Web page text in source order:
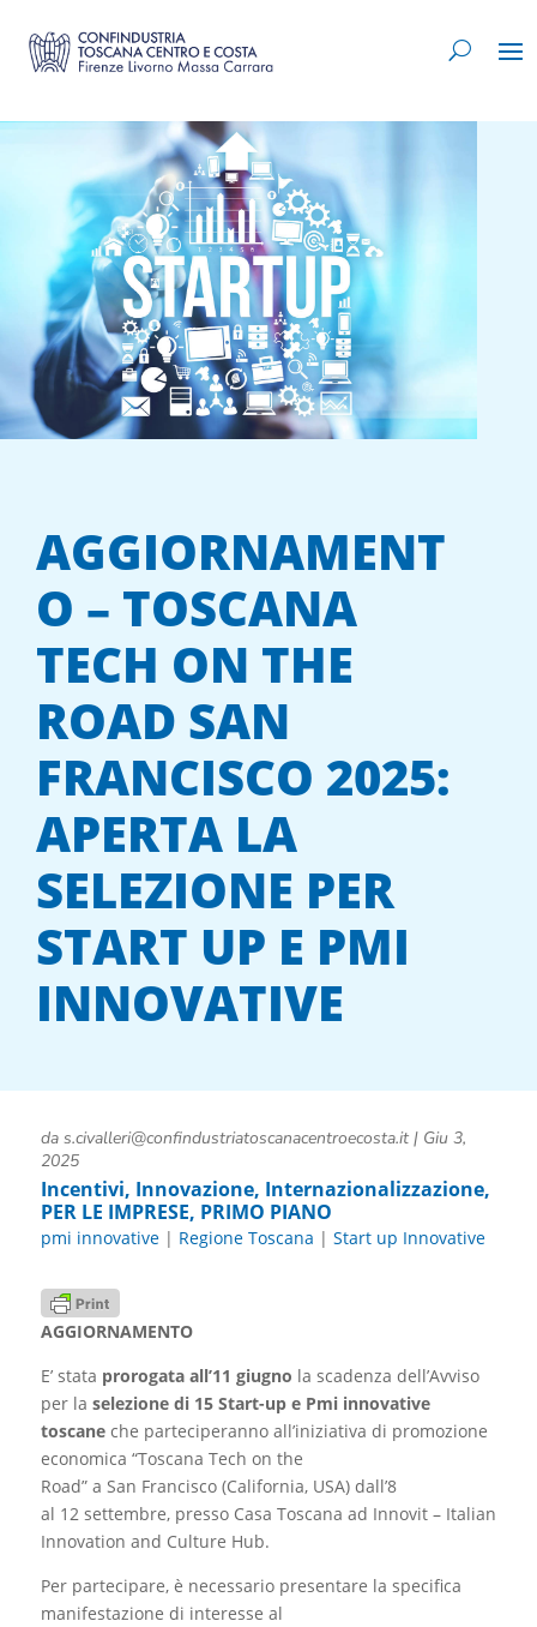
AGGIORNAMENT
O – TOSCANA
TECH ON THE
ROAD SAN
FRANCISCO 2025:
APERTA LA
SELEZIONE PER
START UP E PMI
INNOVATIVE
da s.civalleri@confindustriatoscanacentroecosta.it| Giu 3,
2025
Incentivi, Innovazione, Internazionalizzazione,
PER LE IMPRESE, PRIMO PIANO
pmi innovative| Regione Toscana | Start up Innovative
AGGIORNAMENTO
E’ stata prorogata all’11 giugno la scadenza dell’Avviso
per la selezione di 15 Start-up e Pmi innovative
toscaneche parteciperanno all’iniziativa di promozione
economica “Toscana Tech on the
Road” a San Francisco (California, USA) dall’8
al 12 settembre, presso Casa Toscana ad Innovit – Italian
Innovation and Culture Hub.
Per partecipare, è necessario presentare la specifica
manifestazione di interesse al